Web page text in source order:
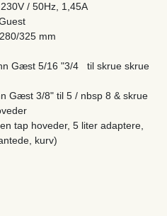
/ 50Hz, 1,45A
325 mm
Gæst 5/16 "3/4 til skrue skrue
Gæst 3/8" til 5 / nbsp 8 & skrue
tap hoveder, 5 liter adaptere,
kurv)